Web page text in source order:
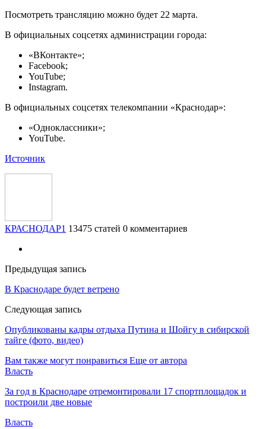
Посмотреть трансляцию можно будет 22 марта.
В официальных соцсетях администрации города:
«ВКонтакте»;
Facebook;
YouTube;
Instagram.
В официальных соцсетях телекомпании «Краснодар»:
«Одноклассники»;
YouTube.
Источник
КРАСНОДАР1 13475 статей 0 комментариев
Предыдущая запись
В Краснодаре будет ветрено
Следующая запись
​Опубликованы кадры отдыха Путина и Шойгу в сибирской
тайге (фото, видео)
Вам также могут понравиться Еще от автора
Власть
За год в Краснодаре отремонтировали 17 спортплощадок и
построили две новые
Власть